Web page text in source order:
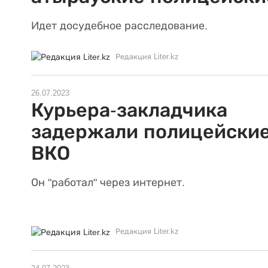
Идет досудебное расследование.
Редакция Liter.kz
26.07.2023
Курьера-закладчика
задержали
ВКО
Он "работал" через интернет.
Редакция Liter.kz